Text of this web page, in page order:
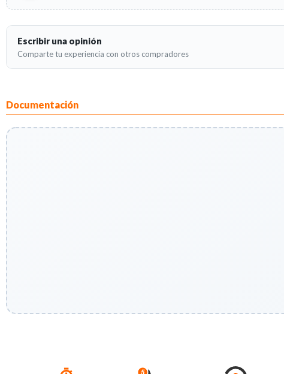
Escribir una opinión
Comparte tu experiencia con otros compradores
Documentación